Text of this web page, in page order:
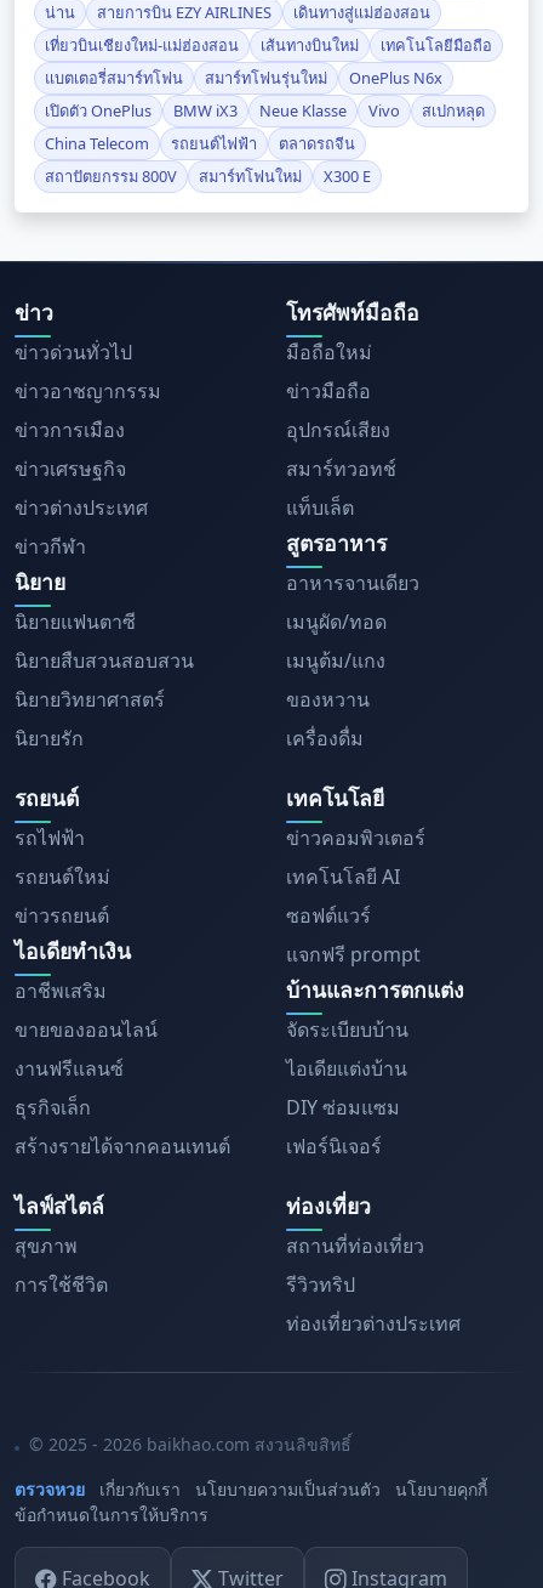
น่าน
สายการบิน EZY AIRLINES
เดินทางสู่แม่ฮ่องสอน
เที่ยวบินเชียงใหม่-แม่ฮ่องสอน
เส้นทางบินใหม่
เทคโนโลยีมือถือ
แบตเตอรี่สมาร์ทโฟน
สมาร์ทโฟนรุ่นใหม่
OnePlus N6x
เปิดตัว OnePlus
BMW iX3 Neue Klasse Vivo
สเปกหลุด
China Telecom
รถยนต์ไฟฟ้า
ตลาดรถจีน
สถาปัตยกรรม 800V
สมาร์ทโฟนใหม่ X300 E
ข่าว
ข่าวด่วนทั่วไป
ข่าวอาชญากรรม
ข่าวการเมือง
ข่าวเศรษฐกิจ
ข่าวต่างประเทศ
ข่าวกีฬา
นิยาย
นิยายแฟนตาซี
นิยายสืบสวนสอบสวน
นิยายวิทยาศาสตร์
นิยายรัก
โทรศัพท์มือถือ
มือถือใหม่
ข่าวมือถือ
อุปกรณ์เสียง
สมาร์ทวอทช์
แท็บเล็ต
สูตรอาหาร
อาหารจานเดียว
เมนูผัด/ทอด
เมนูต้ม/แกง
ของหวาน
เครื่องดื่ม
รถยนต์
รถไฟฟ้า
รถยนต์ใหม่
ข่าวรถยนต์
ไอเดียทำเงิน
อาชีพเสริม
ขายของออนไลน์
งานฟรีแลนซ์
ธุรกิจเล็ก
สร้างรายได้จากคอนเทนต์
เทคโนโลยี
ข่าวคอมพิวเตอร์
เทคโนโลยี AI
ซอฟต์แวร์
แจกฟรี prompt
บ้านและการตกแต่ง
จัดระเบียบบ้าน
ไอเดียแต่งบ้าน
DIY ซ่อมแซม
เฟอร์นิเจอร์
ไลฟ์สไตล์
สุขภาพ
การใช้ชีวิต
ท่องเที่ยว
สถานที่ท่องเที่ยว
รีวิวทริป
ท่องเที่ยวต่างประเทศ
© 2025 - 2026 baikhao.com สงวนลิขสิทธิ์
ตรวจหวย
เกี่ยวกับเรา นโยบายความเป็นส่วนตัว
นโยบายคุกกี้
ข้อกำหนดในการให้บริการ
Facebook Twitter Instagram